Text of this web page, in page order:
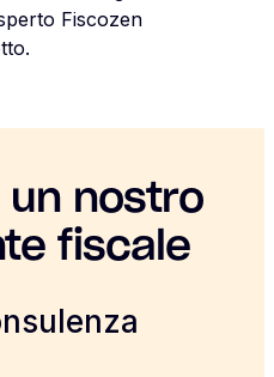
Fiscozen
un nostro
fiscale